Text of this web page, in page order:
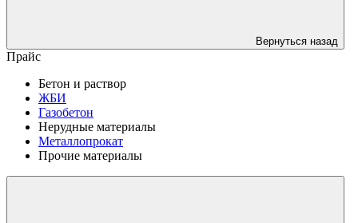
Вернуться назад
Прайс
Бетон и раствор
ЖБИ
Газобетон
Нерудные материалы
Металлопрокат
Прочие материалы